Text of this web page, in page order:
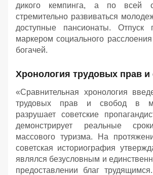
дикого кемпинга, а по всей
стремительно развиваться
доступные пансионаты. Отпуск
маркером социального
богачей.
Хронология трудовых прав и
«Сравнительная хронология
трудовых прав и свобод в
разрушает советские
демонстрирует реальные
массового туризма. На
советская историография
являлся безусловным и
предоставлении благ